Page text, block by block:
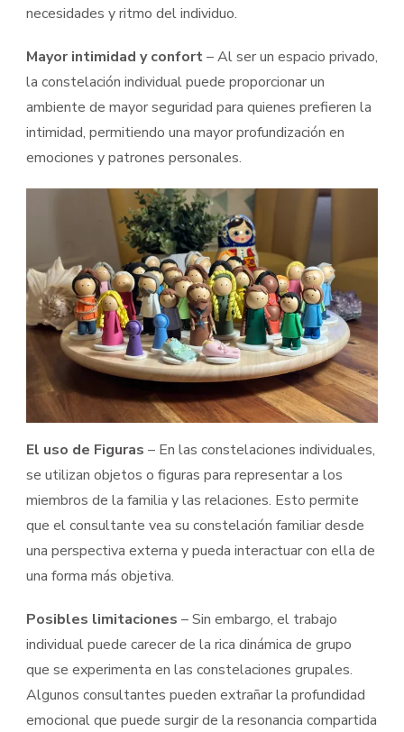
necesidades y ritmo del individuo.
Mayor intimidad y confort– Al ser un espacio privado,
la constelación individual puede proporcionar un
ambiente de mayor seguridad para quienes prefieren la
intimidad, permitiendo una mayor profundización en
emociones y patrones personales.
El uso de Figuras – En las constelaciones individuales,
se utilizan objetos o figuras para representar a los
miembros de la familia y las relaciones. Esto permite
que el consultante vea su constelación familiar desde
una perspectiva externa y pueda interactuar con ella de
una forma más objetiva.
Posibles limitaciones – Sin embargo, el trabajo
individual puede carecer de la rica dinámica de grupo
que se experimenta en las constelaciones grupales.
Algunos consultantes pueden extrañar la profundidad
emocional que puede surgir de la resonancia compartida